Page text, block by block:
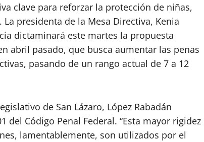
clave para reforzar la protección de niñas,
presidenta de la Mesa Directiva, Kenia
dictaminará este martes la propuesta
abril pasado, que busca aumentar las penas
pasando de un rango actual de 7 a 12
de San Lázaro, López Rabadán
Código Penal Federal. “Esta mayor rigidez
lamentablemente, son utilizados por el